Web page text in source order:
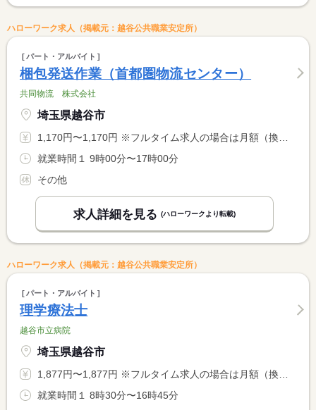
ハローワーク求人（掲載元：越谷公共職業安定所）
パート・アルバイト
梱包発送作業（首都圏物流センター）
共同物流 株式会社
埼玉県越谷市
1,170円〜1,170円 ※フルタイム求人の場合は月額（換算額）、パート求人の場合は時間額を表示しています。
就業時間１ 9時00分〜17時00分
その他
求人詳細を見る (ハローワークより転載)
ハローワーク求人（掲載元：越谷公共職業安定所）
パート・アルバイト
理学療法士
越谷市立病院
埼玉県越谷市
1,877円〜1,877円 ※フルタイム求人の場合は月額（換算額）、パート求人の場合は時間額を表示しています。
就業時間１ 8時30分〜16時45分